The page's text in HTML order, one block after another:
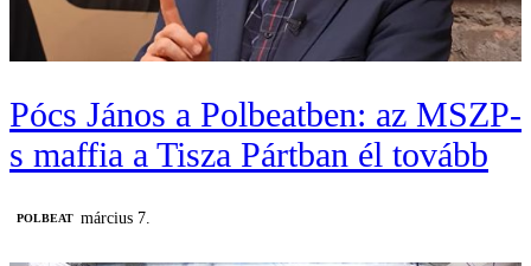
Pócs János a Polbeatben: az MSZP-
s maffia a Tisza Pártban él tovább
‎POLBEAT március 7.